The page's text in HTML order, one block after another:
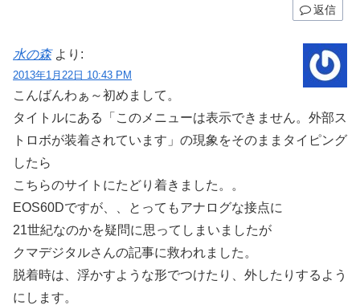
返信
水の森 より:
2013年1月22日 10:43 PM
こんばんわぁ～初めまして。
タイトルにある「このメニューは表示できません。外部ス
トロボが装着されています」の現象をそのままタイピング
したら
こちらのサイトにたどり着きました。。
EOS60Dですが、、とってもアナログな接点に
21世紀なのかを疑問に思ってしまいましたが
クマデジタルさんの記事に救われました。
脱着時は、浮かすような形でつけたり、外したりするよう
にします。